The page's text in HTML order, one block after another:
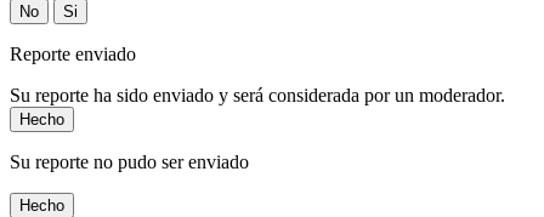
No Si
Reporte enviado
Su reporte ha sido enviado y será considerada por un moderador.
Hecho
Su reporte no pudo ser enviado
Hecho